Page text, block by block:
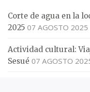
Corte de agua en la
2025 07 AGOSTO 2025
Actividad cultural:
Sesué 07 AGOSTO